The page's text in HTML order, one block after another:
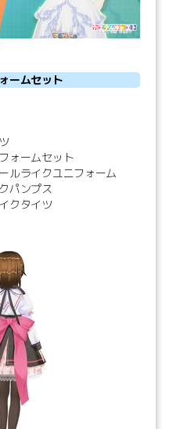
ームセット
ォームセット
ルライクユニフォーム
パンプス
クタイツ